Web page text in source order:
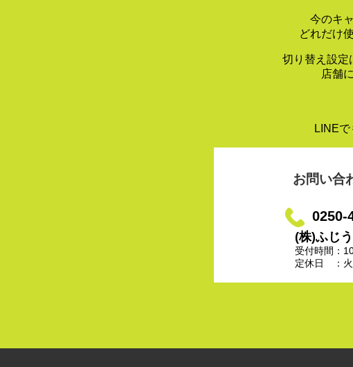
今のキ
どれだけ
切り替え設定
店舗
LINE
お問い合
0250-
(株)ふじ
受付時間：
定休日 ：火